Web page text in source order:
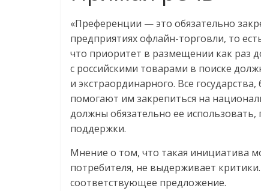
торговле,
сервисах
для
Commerce,
ритейле,
логистике,
технологиях,
Нам
важно,
как
«Преференции — это обязательно
предприятиях офлайн-торговли, то
что приоритет в размещении как раз
с российскими товарами в поиске
и экстраординарного. Все
помогают им закрепиться на
должны обязательно ее
поддержки.
Мнение о том, что такая инициатива
потребителя, не выдерживает
соответствующее предложение.